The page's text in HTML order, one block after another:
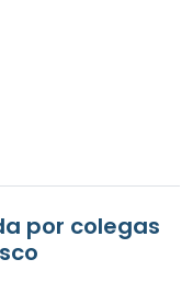
por colegas